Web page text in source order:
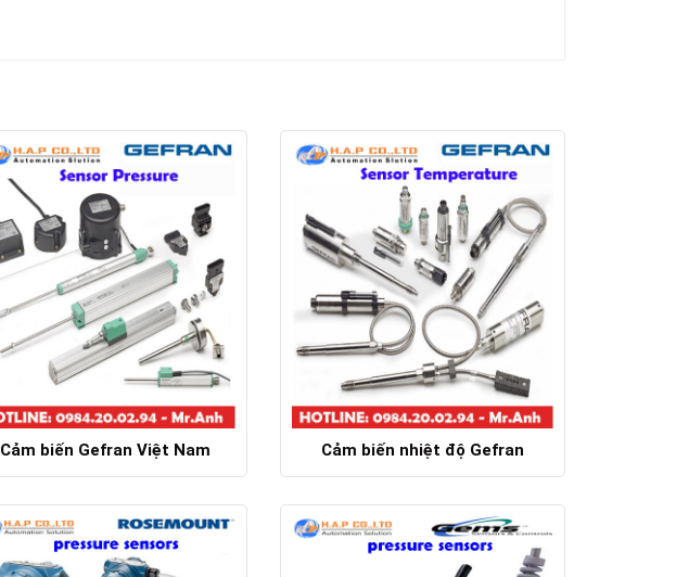
Cảm biến Gefran Việt Nam
Chi tiết
Cảm biến nhiệt độ Gefran
Chi tiết